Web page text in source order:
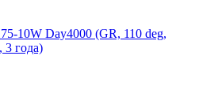
10W Day4000 (GR, 110 deg,
года)